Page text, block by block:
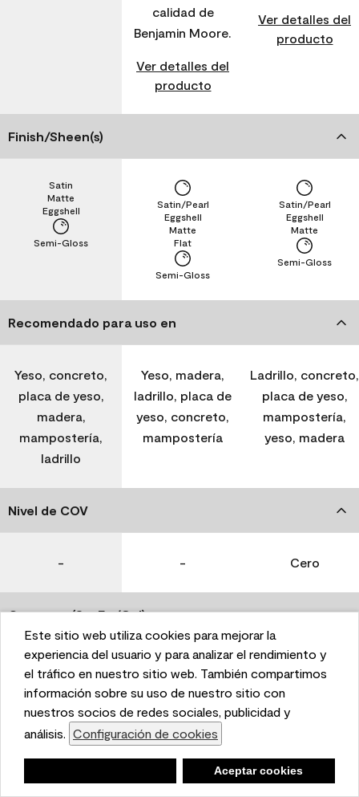
This website uses cookies to enhance user experience
and to analyze performance and traffic on our website.
We also share information about your use of our site
with our social media, advertising, and analytics
partners. Cookie Settings
Accept Cookies
Este sitio web utiliza cookies para mejorar la
experiencia del usuario y para analizar el rendimiento y
el tráfico en nuestro sitio web. También compartimos
información sobre su uso de nuestro sitio con
nuestros socios de redes sociales, publicidad y
análisis. Configuración de cookies
Aceptar cookies
calidad de
Benjamin Moore.
Ver detalles del
producto
Ver detalles del
producto
Finish/Sheen(s)
Semi-Gloss
Eggshell
Matte
Satin
Semi-Gloss
Flat
Matte
Eggshell
Satin/Pearl
Semi-Gloss
Matte
Eggshell
Satin/Pearl
Recomendado para uso en
Yeso, concreto,
placa de yeso,
madera,
mampostería,
ladrillo
Yeso, madera,
ladrillo, placa de
yeso, concreto,
mampostería
Ladrillo, concreto,
placa de yeso,
mampostería,
yeso, madera
Nivel de COV
- - Cero
Coverage (Sq. Ft./Gal)
350-400 400-450 400-450
Tiempo de secado
1 hora